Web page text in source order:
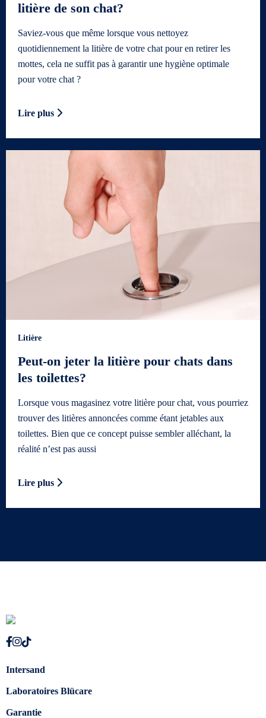
litière de son chat?
Saviez-vous que même lorsque vous nettoyez
quotidiennement la litière de votre chat pour en retirer les
mottes, cela ne suffit pas à garantir une hygiène optimale
pour votre chat ?
Lire plus
Litière
Peut-on jeter la litière pour chats dans
les toilettes?
Lorsque vous magasinez votre litière pour chat, vous pourriez
trouver des litières annoncées comme étant jetables aux
toilettes. Bien que ce concept puisse sembler alléchant, la
réalité n’est pas aussi
Lire plus
Intersand
Laboratoires Blücare
Garantie